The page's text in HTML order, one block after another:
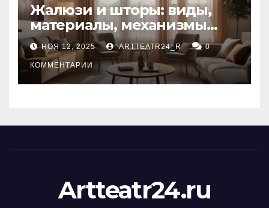
Жалюзи и шторы: виды,
материалы, механизмы
управления и уход
НОЯ 12, 2025 ARTTEATR24_R 0
КОММЕНТАРИИ
Artteatr24.ru